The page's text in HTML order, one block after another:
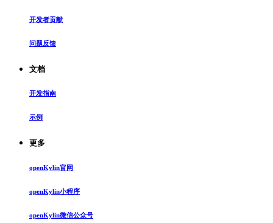
开发者贡献
问题反馈
文档
开发指南
示例
更多
openKylin官网
openKylin小程序
openKylin微信公众号